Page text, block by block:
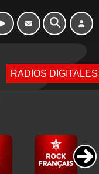
RADIOS DIGITALES
Week-end de 16h
à 20h